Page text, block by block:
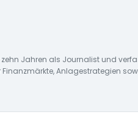
zehn Jahren als Journalist und
Anlagestrategien